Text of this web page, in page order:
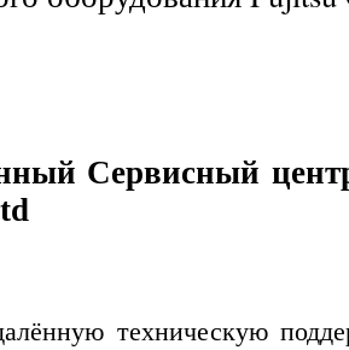
Сервисный
техническую